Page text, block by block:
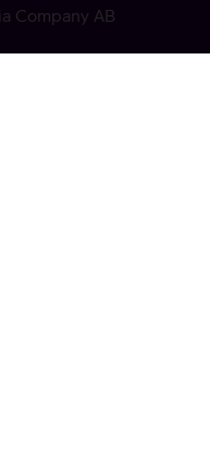
Company AB